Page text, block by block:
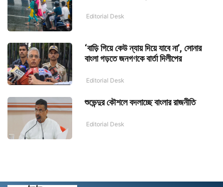
Editorial Desk
‘বাড়ি গিয়ে কেউ ন্যায় দিয়ে যাবে না’, সোনার
বাংলা গড়তে জনগণকে বার্তা দিলীপের
Editorial Desk
শুভেন্দুর কৌশলে বদলাচ্ছে বাংলার রাজনীতি
Editorial Desk